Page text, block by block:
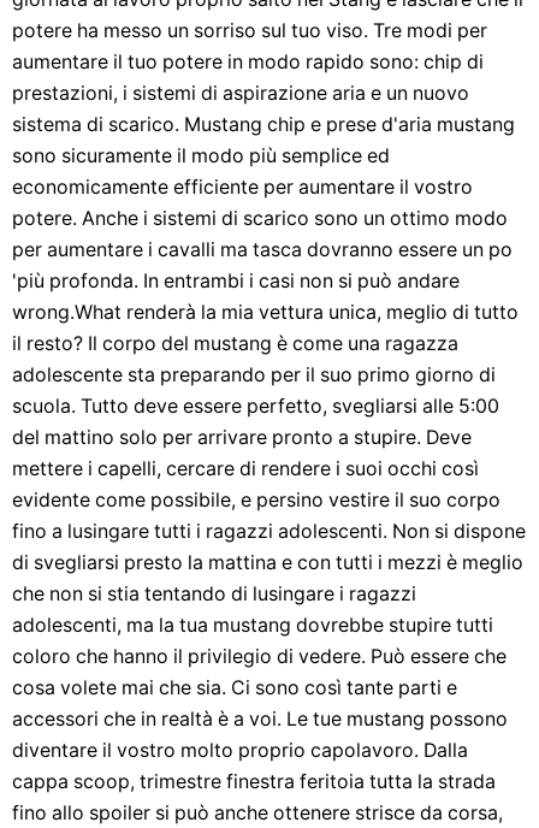
potere ha messo un sorriso sul tuo viso. Tre modi per
aumentare il tuo potere in modo rapido sono: chip di
prestazioni, i sistemi di aspirazione aria e un nuovo
sistema di scarico. Mustang chip e prese d'aria mustang
sono sicuramente il modo più semplice ed
economicamente efficiente per aumentare il vostro
potere. Anche i sistemi di scarico sono un ottimo modo
per aumentare i cavalli ma tasca dovranno essere un po
'più profonda. In entrambi i casi non si può andare
wrong.What renderà la mia vettura unica, meglio di tutto
il resto? Il corpo del mustang è come una ragazza
adolescente sta preparando per il suo primo giorno di
scuola. Tutto deve essere perfetto, svegliarsi alle 5:00
del mattino solo per arrivare pronto a stupire. Deve
mettere i capelli, cercare di rendere i suoi occhi così
evidente come possibile, e persino vestire il suo corpo
fino a lusingare tutti i ragazzi adolescenti. Non si dispone
di svegliarsi presto la mattina e con tutti i mezzi è meglio
che non si stia tentando di lusingare i ragazzi
adolescenti, ma la tua mustang dovrebbe stupire tutti
coloro che hanno il privilegio di vedere. Può essere che
cosa volete mai che sia. Ci sono così tante parti e
accessori che in realtà è a voi. Le tue mustang possono
diventare il vostro molto proprio capolavoro. Dalla
cappa scoop, trimestre finestra feritoia tutta la strada
fino allo spoiler si può anche ottenere strisce da corsa,